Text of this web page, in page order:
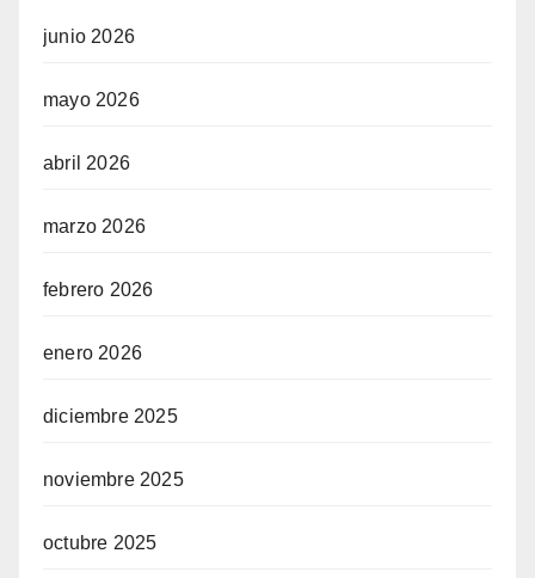
junio 2026
mayo 2026
abril 2026
marzo 2026
febrero 2026
enero 2026
diciembre 2025
noviembre 2025
octubre 2025